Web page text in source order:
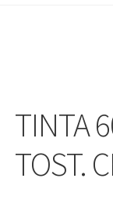
TINTA
TOST.